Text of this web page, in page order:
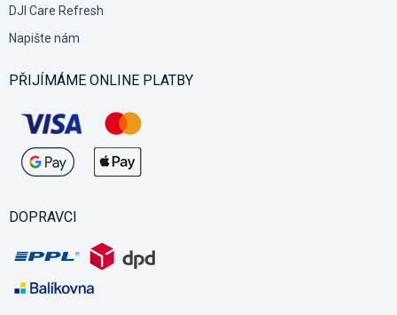
DJI Care Refresh
Napište nám
PŘIJÍMÁME ONLINE PLATBY
DOPRAVCI